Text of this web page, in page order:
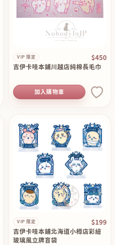
VIP 限定 $450
吉伊卡哇本鋪川越店純棉長毛巾
加入購物車
VIP 限定 $199
吉伊卡哇本鋪北海道小樽店彩繪
玻璃風立牌盲袋